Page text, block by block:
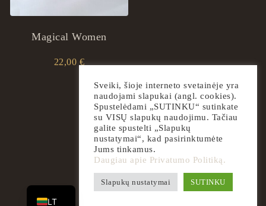
Magical Women
22,00 €
2026 ingrilspa.com
Sveiki, šioje interneto svetainėje yra
naudojami slapukai (angl. cookies).
Spustelėdami „SUTINKU“ sutinkate
su VISŲ slapukų naudojimu. Tačiau
galite spustelti „Slapukų
nustatymai“, kad pasirinktumėte
Jums tinkamus.
Daugiau apie Privatumo Politiką.
Slapukų nustatymai SUTINKU
LT